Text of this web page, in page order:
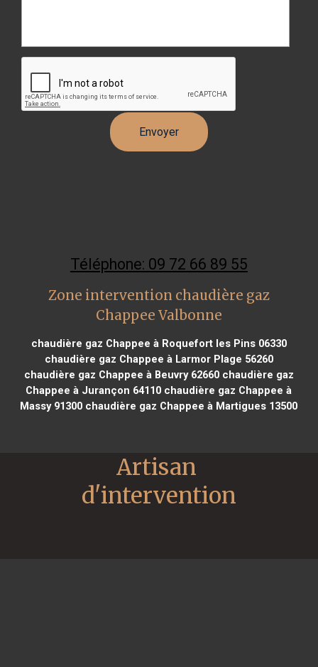
Téléphone: 09 72 66 89 55
Zone intervention chaudière gaz
Chappee Valbonne
chaudière gaz Chappee à Roquefort les Pins 06330
chaudière gaz Chappee à Larmor Plage 56260
chaudière gaz Chappee à Beuvry 62660chaudière gaz
Chappee à Jurançon 64110 chaudière gaz Chappee à
Massy 91300 chaudière gaz Chappee à Martigues 13500
Artisan
d'intervention